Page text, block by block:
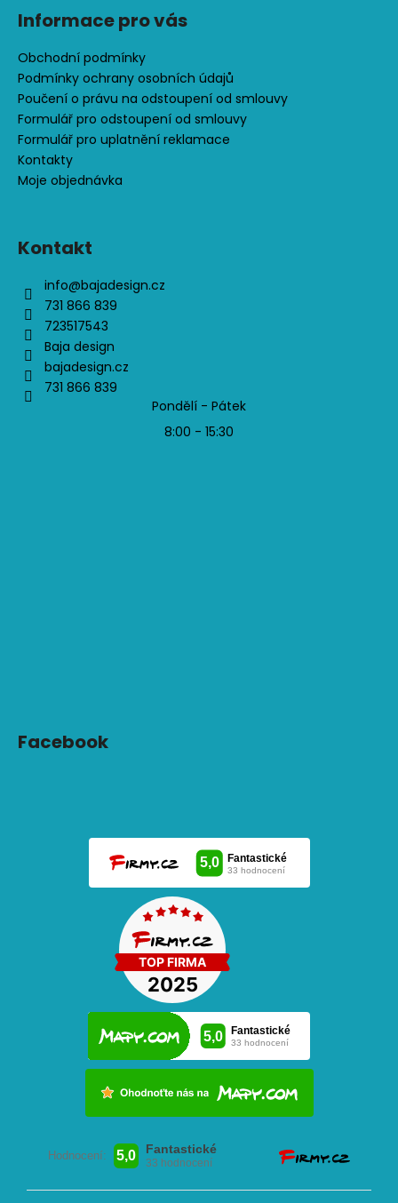
Informace pro vás
Obchodní podmínky
Podmínky ochrany osobních údajů
Poučení o právu na odstoupení od smlouvy
Formulář pro odstoupení od smlouvy
Formulář pro uplatnění reklamace
Kontakty
Moje objednávka
Kontakt
info@bajadesign.cz
731 866 839
723517543
Baja design
bajadesign.cz
731 866 839
Pondělí - Pátek
8:00 - 15:30
Facebook